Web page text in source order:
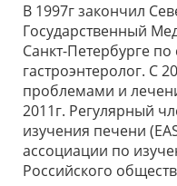
В 1997г закончил
Государственный
Санкт-Петербурге
гастроэнтеролог. С
проблемами и
2011г. Регулярный
изучения печени
ассоциации по
Российского